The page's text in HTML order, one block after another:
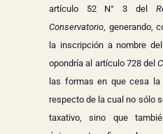
artículo 52 N° 3 del
Conservatorio, generando,
la inscripción a nombre
opondría al artículo 728 del
las formas en que cesa
respecto de la cual no sólo
taxativo, sino que